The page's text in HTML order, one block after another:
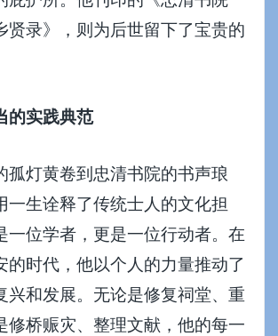
贤录》，则为后世留下了宝贵的
的实践典范
孤灯黄卷到忠清书院的书声琅
一生诠释了传统士人的文化担
一位学者，更是一位行动者。在
的时代，他以个人的力量推动了
兴和发展。无论是修复祠堂、重
修桥赈灾、整理文献，他的每一